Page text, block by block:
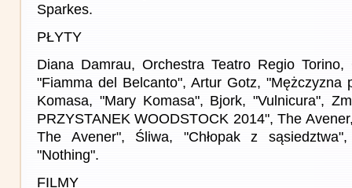
Sparkes.
PŁYTY
Diana Damrau, Orchestra Teatro Regio Torino,
"Fiamma del Belcanto", Artur Gotz, "Mężczyzna
Komasa, "Mary Komasa", Bjork, "Vulnicura",
PRZYSTANEK WOODSTOCK 2014", The
The Avener", Śliwa, "Chłopak z
"Nothing".
FILMY